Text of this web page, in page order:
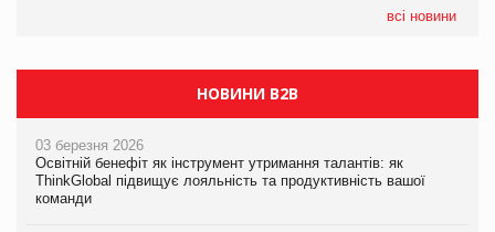
всі новини
НОВИНИ B2B
03 березня 2026
Освітній бенефіт як інструмент утримання талантів: як
ThinkGlobal підвищує лояльність та продуктивність вашої
команди